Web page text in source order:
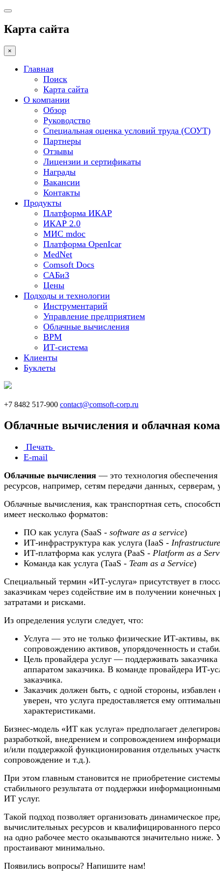
Карта сайта
×
Главная
Поиск
Карта сайта
О компании
Обзор
Руководство
Специальная оценка условий труда (СОУТ)
Партнеры
Отзывы
Лицензии и сертификаты
Награды
Вакансии
Контакты
Продукты
Платформа ИКАР
ИКАР 2.0
МИС mdoc
Платформа OpenIcar
MedNet
Comsoft Docs
САБиЗ
Цены
Подходы и технологии
Инструментарий
Управление предприятием
Облачные вычисления
BPM
ИТ-система
Клиенты
Буклеты
+7 8482 517-900 contact@comsoft-corp.ru
Облачные вычисления и облачная
Печать
E-mail
Облачные вычисления — это технология
ресурсов, например, сетям передачи данных,
Облачные вычисления, как транспортная сеть,
имеет несколько форматов:
ПО как услуга (SaaS - software as a service)
ИТ-инфраструктура как услуга (IaaS -
ИТ-платформа как услуга (PaaS - Platform as a
Команда как услуга (TaaS - Team as a Service)
Специальный термин «ИТ-услуга» присутствует в
заказчикам через содействие им в получении
затратами и рисками.
Из определения услуги следует, что:
Услуга — это не только физические ИТ-активы,
сопровождению активов, упорядоченность и
Цель провайдера услуг — поддерживать
аппаратом заказчика. В команде провайдера ИТ-
заказчика.
Заказчик должен быть, с одной стороны,
уверен, что услуга предоставляется ему
характеристиками.
Бизнес-модель «ИТ как услуга» предполагает
разработкой, внедрением и сопровождением
и/или поддержкой функционирования отдельных
сопровождение и т.д.).
При этом главным становится не приобретение
стабильного результата от поддержки
ИТ услуг.
Такой подход позволяет организовать динамическое
вычислительных ресурсов и квалифицированного
на одно рабочее место оказываются значительно
простаивают минимально.
Появились вопросы? Напишите нам!